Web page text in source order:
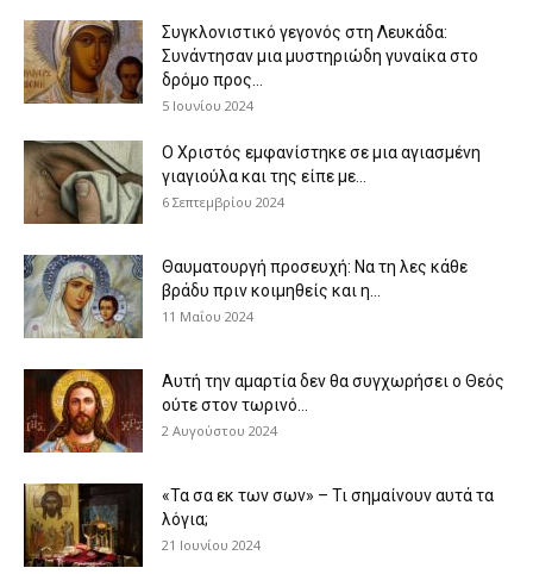
Συγκλονιστικό γεγονός στη Λευκάδα:
Συνάντησαν μια μυστηριώδη γυναίκα στο
δρόμο προς...
5 Ιουνίου 2024
Ο Χριστός εμφανίστηκε σε μια αγιασμένη
γιαγιούλα και της είπε με...
6 Σεπτεμβρίου 2024
Θαυματουργή προσευχή: Να τη λες κάθε
βράδυ πριν κοιμηθείς και η...
11 Μαΐου 2024
Αυτή την αμαρτία δεν θα συγχωρήσει ο Θεός
ούτε στον τωρινό...
2 Αυγούστου 2024
«Τα σα εκ των σων» – Τι σημαίνουν αυτά τα
λόγια;
21 Ιουνίου 2024